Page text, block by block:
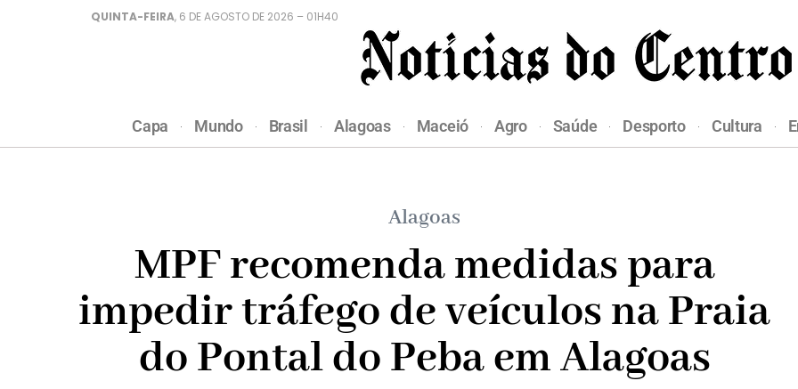
QUINTA-FEIRA, 6 DE AGOSTO DE 2026 – 01H40
Capa Mundo Brasil Alagoas Maceió Agro Saúde Desporto Cultura
Alagoas
MPF recomenda medidas para
impedir tráfego de veículos na Praia
do Pontal do Peba em Alagoas